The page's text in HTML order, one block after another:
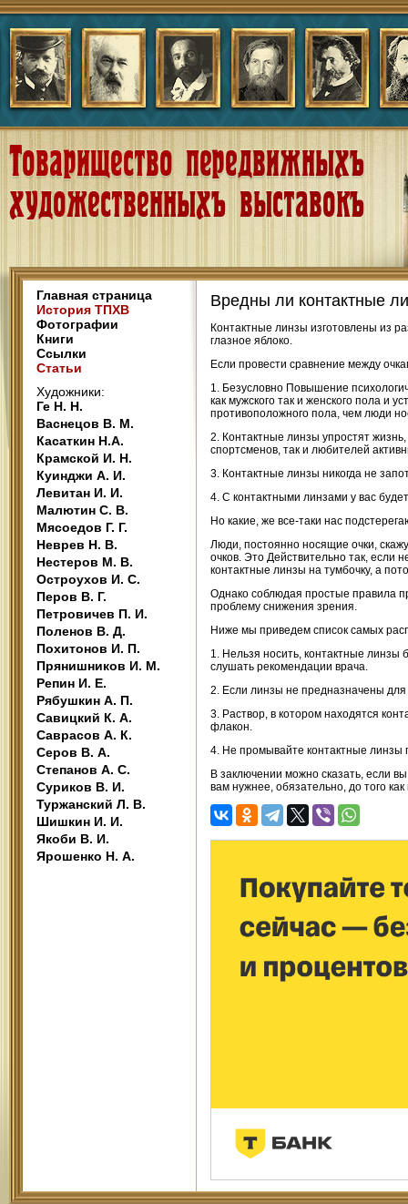
Главная страница
История ТПХВ
Фотографии
Книги
Ссылки
Статьи
Художники:
Ге Н. Н.
Васнецов В. М.
Касаткин Н.А.
Крамской И. Н.
Куинджи А. И.
Левитан И. И.
Малютин С. В.
Мясоедов Г. Г.
Неврев Н. В.
Нестеров М. В.
Остроухов И. С.
Перов В. Г.
Петровичев П. И.
Поленов В. Д.
Похитонов И. П.
Прянишников И. М.
Репин И. Е.
Рябушкин А. П.
Савицкий К. А.
Саврасов А. К.
Серов В. А.
Степанов А. С.
Суриков В. И.
Туржанский Л. В.
Шишкин И. И.
Якоби В. И.
Ярошенко Н. А.
Вредны ли контактные
Контактные линзы изготовлены из
глазное яблоко.
Если провести сравнение между
1. Безусловно Повышение
как мужского так и женского пола и
противоположного пола, чем люди
2. Контактные линзы упростят
спортсменов, так и любителей
3. Контактные линзы никогда не
4. С контактными линзами у вас
Но какие, же все-таки нас
Люди, постоянно носящие очки,
очков. Это Действительно так, если
контактные линзы на тумбочку, а
Однако соблюдая простые правила
проблему снижения зрения.
Ниже мы приведем список самых
1. Нельзя носить, контактные линзы
слушать рекомендации врача.
2. Если линзы не предназначены
3. Раствор, в котором находятся
флакон.
4. Не промывайте контактные линзы
В заключении можно сказать, если
вам нужнее, обязательно, до того